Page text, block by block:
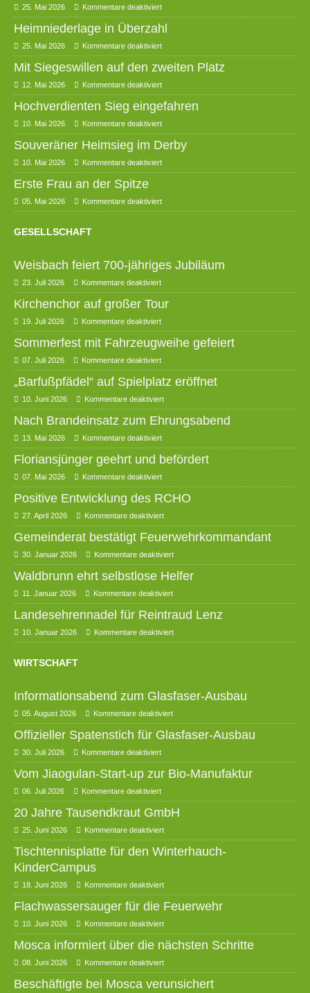
25. Mai 2026 Kommentare deaktiviert
Heimniederlage in Überzahl
25. Mai 2026 Kommentare deaktiviert
Mit Siegeswillen auf den zweiten Platz
12. Mai 2026 Kommentare deaktiviert
Hochverdienten Sieg eingefahren
10. Mai 2026 Kommentare deaktiviert
Souveräner Heimsieg im Derby
10. Mai 2026 Kommentare deaktiviert
Erste Frau an der Spitze
05. Mai 2026 Kommentare deaktiviert
GESELLSCHAFT
Weisbach feiert 700-jähriges Jubiläum
23. Juli 2026 Kommentare deaktiviert
Kirchenchor auf großer Tour
19. Juli 2026 Kommentare deaktiviert
Sommerfest mit Fahrzeugweihe gefeiert
07. Juli 2026 Kommentare deaktiviert
„Barfußpfädel“ auf Spielplatz eröffnet
10. Juni 2026 Kommentare deaktiviert
Nach Brandeinsatz zum Ehrungsabend
13. Mai 2026 Kommentare deaktiviert
Floriansjünger geehrt und befördert
07. Mai 2026 Kommentare deaktiviert
Positive Entwicklung des RCHO
27. April 2026 Kommentare deaktiviert
Gemeinderat bestätigt Feuerwehrkommandant
30. Januar 2026 Kommentare deaktiviert
Waldbrunn ehrt selbstlose Helfer
11. Januar 2026 Kommentare deaktiviert
Landesehrennadel für Reintraud Lenz
10. Januar 2026 Kommentare deaktiviert
WIRTSCHAFT
Informationsabend zum Glasfaser-Ausbau
05. August 2026 Kommentare deaktiviert
Offizieller Spatenstich für Glasfaser-Ausbau
30. Juli 2026 Kommentare deaktiviert
Vom Jiaogulan-Start-up zur Bio-Manufaktur
06. Juli 2026 Kommentare deaktiviert
20 Jahre Tausendkraut GmbH
25. Juni 2026 Kommentare deaktiviert
Tischtennisplatte für den Winterhauch-
KinderCampus
18. Juni 2026 Kommentare deaktiviert
Flachwassersauger für die Feuerwehr
10. Juni 2026 Kommentare deaktiviert
Mosca informiert über die nächsten Schritte
08. Juni 2026 Kommentare deaktiviert
Beschäftigte bei Mosca verunsichert